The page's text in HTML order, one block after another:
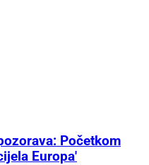
Početkom
Europa'